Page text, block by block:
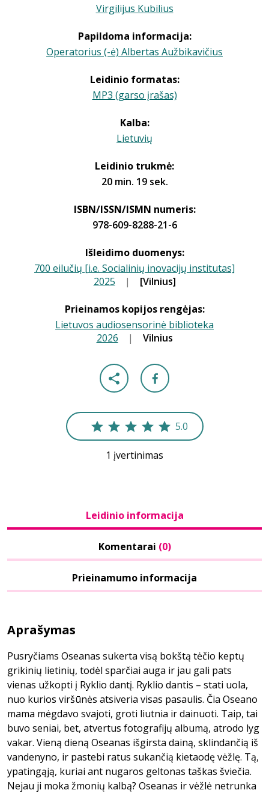
Virgilijus Kubilius
Papildoma informacija:
Operatorius (-ė) Albertas Aužbikavičius
Leidinio formatas:
MP3 (garso įrašas)
Kalba:
Lietuvių
Leidinio trukmė:
20 min. 19 sek.
ISBN/ISSN/ISMN numeris:
978-609-8288-21-6
Išleidimo duomenys:
700 eilučių [i.e. Socialinių inovacijų institutas]
2025 | [Vilnius]
Prieinamos kopijos rengėjas:
Lietuvos audiosensorinė biblioteka
2026 | Vilnius
5.0
1 įvertinimas
Leidinio informacija
Komentarai (0)
Prieinamumo informacija
Aprašymas
Pusryčiams Oseanas sukerta visą bokštą tėčio keptų
grikinių lietinių, todėl sparčiai auga ir jau gali pats
vienas užkopti į Ryklio dantį. Ryklio dantis – stati uola,
nuo kurios viršūnės atsiveria visas pasaulis. Čia Oseano
mama mėgdavo svajoti, groti liutnia ir dainuoti. Taip, tai
buvo seniai, bet, atvertus fotografijų albumą, atrodo lyg
vakar. Vieną dieną Oseanas išgirsta dainą, sklindančią iš
vandenyno, ir pastebi ratus sukančią kietaodę vėžlę. Tą,
ypatingąją, kuriai ant nugaros geltonas taškas šviečia.
Nejau ji moka žmonių kalbą? Oseanas ir vėžlė netrunka